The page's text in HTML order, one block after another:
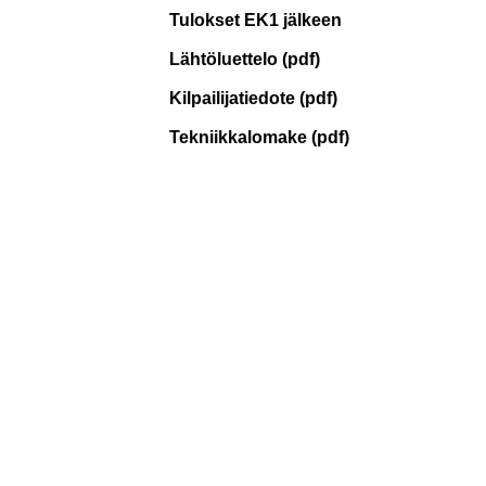
Tulokset EK1 jälkeen
Lähtöluettelo (pdf)
Kilpailijatiedote (pdf)
Tekniikkalomake (pdf)